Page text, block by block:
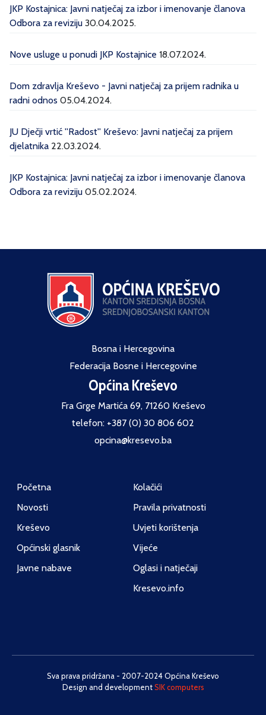
JKP Kostajnica: Javni natječaj za izbor i imenovanje članova
Odbora za reviziju 30.04.2025.
Nove usluge u ponudi JKP Kostajnice 18.07.2024.
Dom zdravlja Kreševo - Javni natječaj za prijem radnika u
radni odnos 05.04.2024.
JU Dječji vrtić ''Radost'' Kreševo: Javni natječaj za prijem
djelatnika 22.03.2024.
JKP Kostajnica: Javni natječaj za izbor i imenovanje članova
Odbora za reviziju 05.02.2024.
Bosna i Hercegovina
Federacija Bosne i Hercegovine
Općina Kreševo
Fra Grge Martića 69, 71260 Kreševo
telefon: +387 (0) 30 806 602
opcina@kresevo.ba
Početna
Novosti
Kreševo
Općinski glasnik
Javne nabave
Kolačići
Pravila privatnosti
Uvjeti korištenja
Vijeće
Oglasi i natječaji
Kresevo.info
Sva prava pridržana - 2007-2024 Općina Kreševo
Design and developmentSIK computers